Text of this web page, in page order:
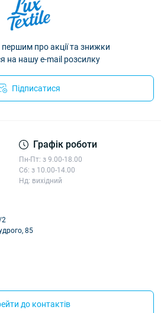
першим про акції та знижки
на нашу e-mail розсилку
Підписатися
Графік роботи
Пн-Пт: з 9.00-18.00
Сб: з 10.00-14.00
Нд: вихідний
2
85
до контактів